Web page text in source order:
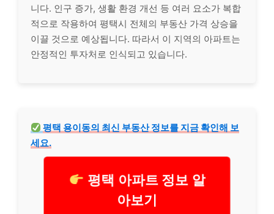
니다. 인구 증가, 생활 환경 개선 등 여러 요소가 복합
적으로 작용하여 평택시 전체의 부동산 가격 상승을
이끌 것으로 예상됩니다. 따라서 이 지역의 아파트는
안정적인 투자처로 인식되고 있습니다.
평택 용이동의 최신 부동산 정보를 지금 확인해 보
세요.
평택 아파트 정보 알
아보기